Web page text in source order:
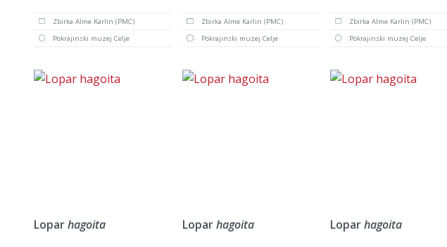
Zbirka Alme Karlin (PMC)
Pokrajinski muzej Celje
Zbirka Alme Karlin (PMC)
Pokrajinski muzej Celje
Zbirka Alme Karlin (PMC)
Pokrajinski muzej Celje
Loparhagoita Loparhagoita Loparhagoita